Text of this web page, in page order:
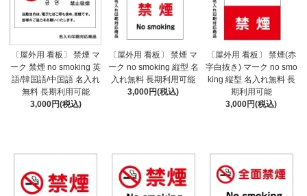
〔屋外用 看板〕 禁煙 マ
ーク 禁煙 no smoking 英
語/韓国語/中国語 名入れ
無料 長期利用可能
3,000円(税込)
〔屋外用 看板〕 禁煙 マ
ーク no smoking 縦型 名
入れ無料 長期利用可能
3,000円(税込)
〔屋外用 看板〕 禁煙(赤
字白抜き) マーク no smo
king 縦型 名入れ無料 長
期利用可能
3,000円(税込)